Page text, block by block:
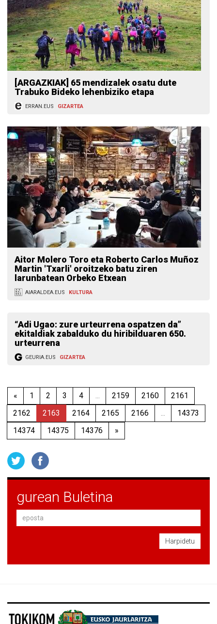
[ARGAZKIAK] 65 mendizalek osatu dute
Trabuko Bideko lehenbiziko etapa
ERRAN.EUS GIZARTEA
Aitor Molero Toro eta Roberto Carlos Muñoz
Martin 'Txarli' oroitzeko batu ziren
larunbatean Orbeko Etxean
AIARALDEA.EUS KULTURA
“Adi Ugao: zure urteurrena ospatzen da”
ekitaldiak zabalduko du hiribilduaren 650.
urteurrena
GEURIA.EUS GIZARTEA
« 1 2 3 4 ... 2159 2160
2161
2162
2163 2164 2165 2166 ...
14373
14374
14375 14376 »
gurean Buletina
Harpidetu